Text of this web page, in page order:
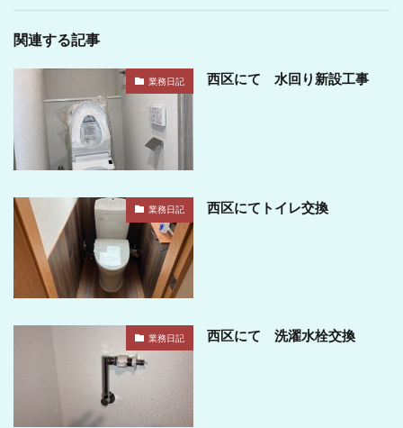
関連する記事
業務日記 西区にて 水回り新設工事
業務日記 西区にてトイレ交換
業務日記 西区にて 洗濯水栓交換